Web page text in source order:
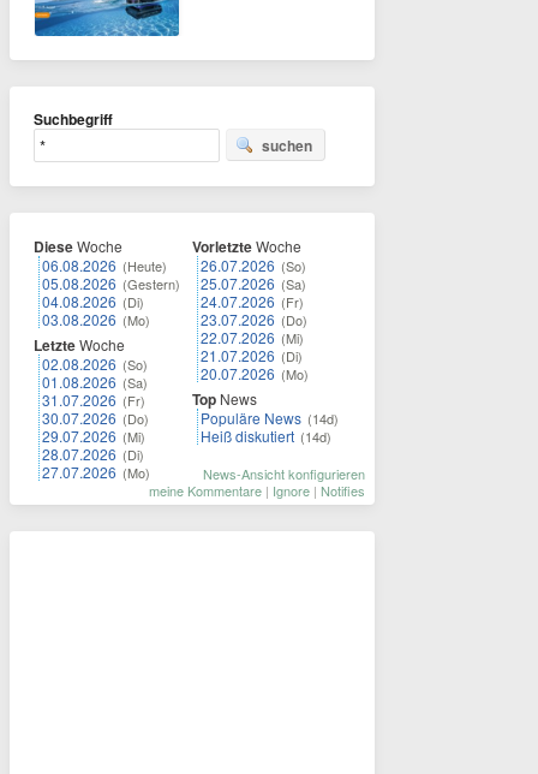
Suchbegriff
suchen
DieseWoche
06.08.2026 (Heute)
05.08.2026 (Gestern)
04.08.2026 (Di)
03.08.2026 (Mo)
LetzteWoche
02.08.2026 (So)
01.08.2026 (Sa)
31.07.2026 (Fr)
30.07.2026 (Do)
29.07.2026 (Mi)
28.07.2026 (Di)
27.07.2026 (Mo)
VorletzteWoche
26.07.2026 (So)
25.07.2026 (Sa)
24.07.2026 (Fr)
23.07.2026 (Do)
22.07.2026 (Mi)
21.07.2026 (Di)
20.07.2026 (Mo)
Top News
Populäre News (14d)
Heiß diskutiert (14d)
News-Ansicht konfigurieren
meine Kommentare | Ignore | Notifies